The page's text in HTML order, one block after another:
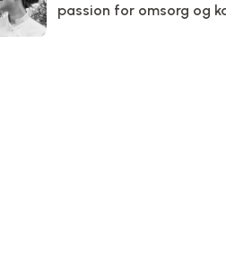
passion for omsorg og